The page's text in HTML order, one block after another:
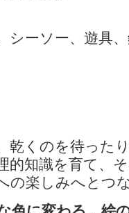
シーソー、遊具
乾くのを待った
的知識を育て、
の楽しみへとつ